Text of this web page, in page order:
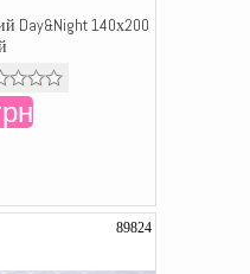
Day&Night 140х200
89824